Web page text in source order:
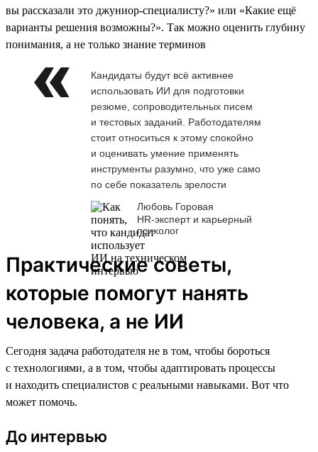
вы рассказали это джуниор-специалисту?» или «Какие ещё
варианты решения возможны?». Так можно оценить глубину
понимания, а не только знание терминов
Кандидаты будут всё активнее
использовать ИИ для подготовки
резюме, сопроводительных писем
и тестовых заданий. Работодателям
стоит относиться к этому спокойно
и оценивать умение применять
инструменты разумно, что уже само
по себе показатель зрелости
Любовь Горовая
HR-эксперт и карьерный
психолог
Практические советы,
которые помогут нанять
человека, а не ИИ
Сегодня задача работодателя не в том, чтобы бороться
с технологиями, а в том, чтобы адаптировать процессы
и находить специалистов с реальными навыками. Вот что
может помочь.
До интервью